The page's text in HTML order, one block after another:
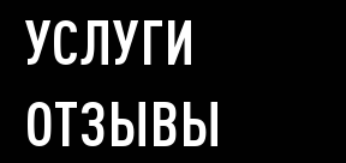
УСЛУГИ
ОТЗЫВЫ